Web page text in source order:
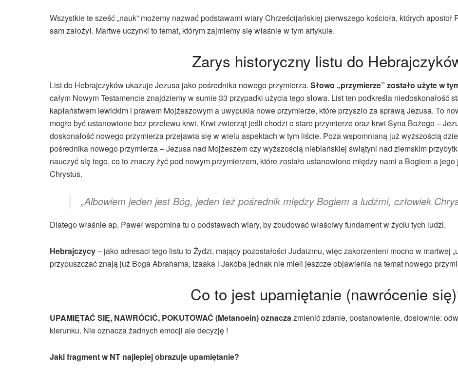
Wszystkie te sześć „nauk” możemy nazwać podstawami wiary Chrześcijańskiej pierwszego kościoła, których apostoł
sam założył. Martwe uczynki to temat, którym zajmiemy się właśnie w tym artykule.
Zarys historyczny listu do
List do Hebrajczyków ukazuje Jezusa jako pośrednika nowego przymierza. Słowo „przymierze” zostało użyte w
całym Nowym Testamencie znajdziemy w sumie 33 przypadki użycia tego słowa. List ten podkreśla niedoskonałość
kapłaństwem lewickim i prawem Mojżeszowym a uwypukla nowe przymierze, które przyszło za sprawą Jezusa. To
mogło być ustanowione bez przelewu krwi. Krwi zwierząt jeśli chodzi o stare przymierze oraz krwi Syna Bożego –
doskonałość nowego przymierza przejawia się w wielu aspektach w tym liście. Poza wspomnianą już wyższością
pośrednika nowego przymierza – Jezusa nad Mojżeszem czy wyższością niebiańskiej świątyni nad ziemskim
nauczyć się tego, co to znaczy żyć pod nowym przymierzem, które zostało ustanowione między nami a Bogiem a
Chrystus.
„Albowiem jeden jest Bóg, jeden też pośrednik między Bogiem a ludźmi, człowiek
Dlatego właśnie ap. Paweł wspomina tu o podstawach wiary, by zbudować właściwy fundament w życiu tych ludzi.
Hebrajczycy– jako adresaci tego listu to Żydzi, mający pozostałości Judaizmu, więc zakorzenieni mocno w martwej
przypuszczać znają już Boga Abrahama, Izaaka i Jakóba jednak nie mieli jeszcze objawienia na temat nowego
Co to jest upamiętanie (nawrócenie
UPAMIĘTAĆ SIĘ, NAWRÓCIĆ, POKUTOWAĆ (Metanoein) oznaczazmienić zdanie, postanowienie, dosłownie:
kierunku. Nie oznacza żadnych emocji ale decyzję !
Jaki fragment w NT najlepiej obrazuje upamiętanie?